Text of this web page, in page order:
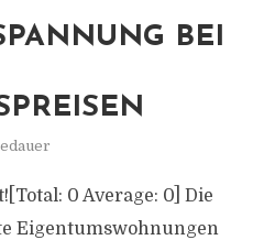
BEI
0 Average: 0] Die
Eigentumswohnungen